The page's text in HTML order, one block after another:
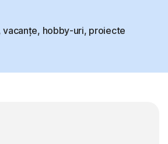
vacanțe, hobby-uri, proiecte